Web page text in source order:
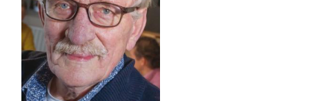
Sponsoren
Contact
Lid worden